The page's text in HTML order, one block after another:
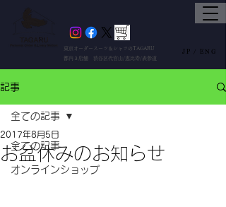
東京オーダースーツ＆シャツのTAGARU
都内３店舗 渋谷区代官山/恵比寿/表参道
ENG
JP /
記事
全ての記事
オンラインショップ
全ての記事
お盆休みのお知らせ
2017年8月5日